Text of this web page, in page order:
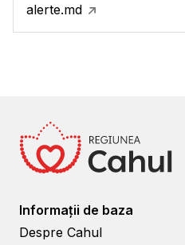
alerte.md
Informații de baza
Despre Cahul